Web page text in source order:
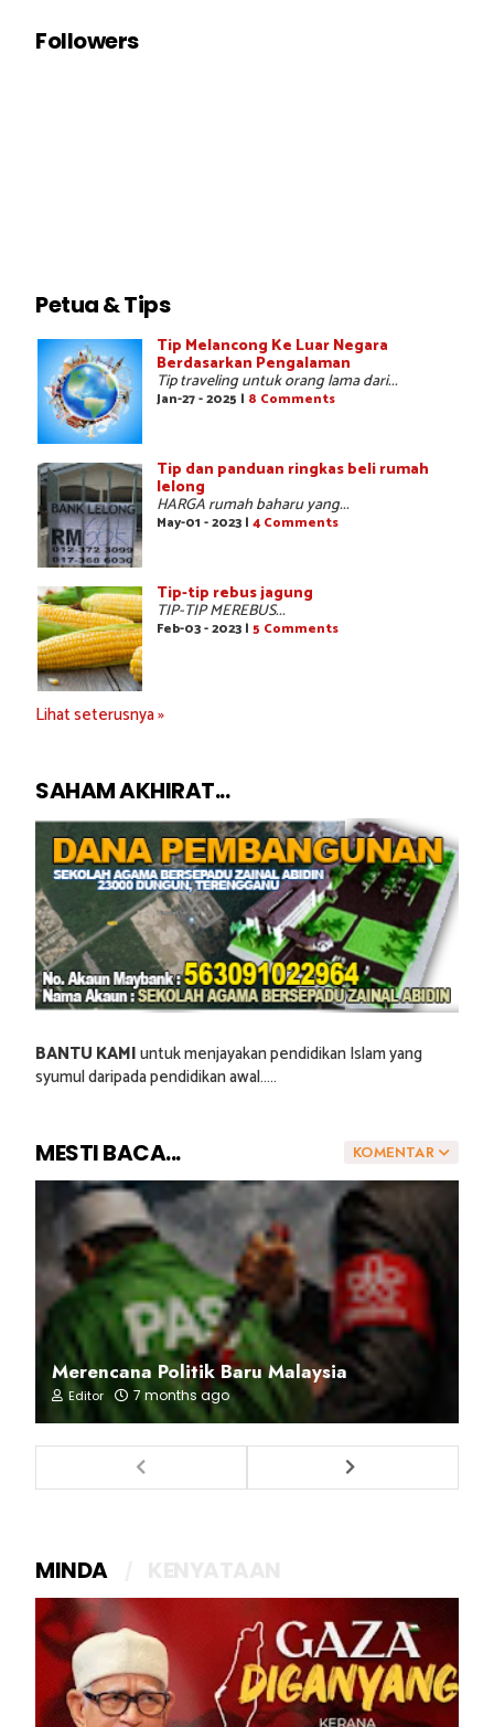
Followers
Petua & Tips
Tip Melancong Ke Luar Negara
Berdasarkan Pengalaman
Tip traveling untuk orang lama dari...
Jan-27 - 2025 | 8 Comments
Tip dan panduan ringkas beli rumah
lelong
HARGA rumah baharu yang...
May-01 - 2023 | 4 Comments
Tip-tip rebus jagung
TIP-TIP MEREBUS...
Feb-03 - 2023 | 5 Comments
Lihat seterusnya »
SAHAM AKHIRAT...
BANTU KAMIuntuk menjayakan pendidikan Islam yang
syumul daripada pendidikan awal.....
KOMENTAR
MESTI BACA...
Merencana Politik Baru Malaysia
Editor 7 months ago
MINDA